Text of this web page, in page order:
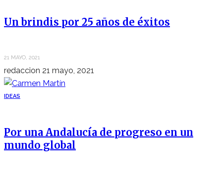
Un brindis por 25 años de éxitos
21 MAYO, 2021
redaccion 21 mayo, 2021
IDEAS
Por una Andalucía de progreso en un
mundo global